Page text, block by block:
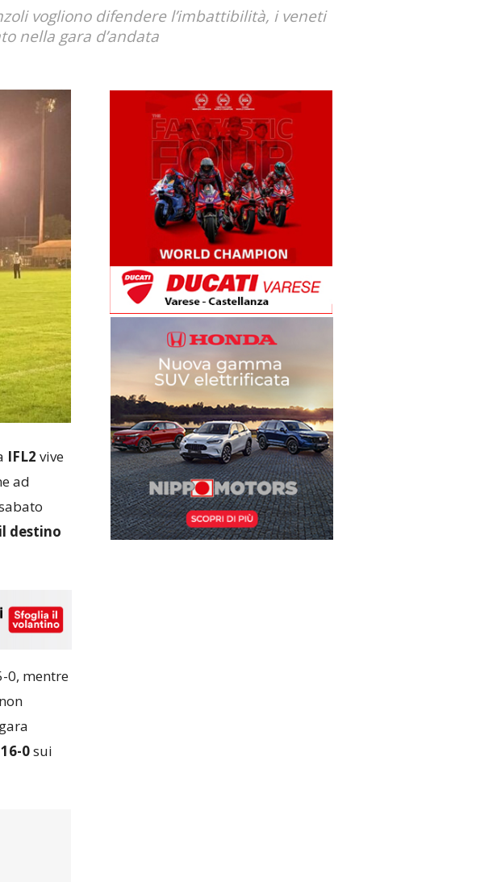
vogliono difendere l’imbattibilità, i veneti
nella gara d’andata
IFL2 vive
ad
destino
0, mentre
16-0sui